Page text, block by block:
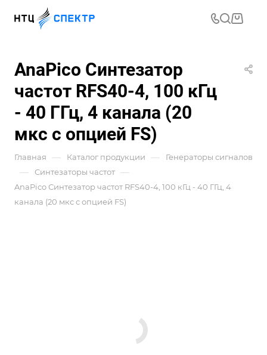
AnaPico Синтезатор
частот RFS40-4, 100 кГц
- 40 ГГц, 4 канала (20
мкс с опцией FS)
Главная — Каталог продукции — Генераторы сигналов
— Синтезаторы частот —
AnaPico Синтезатор частот RFS40-4, 100 кГц - 40 ГГц, 4
канала (20 мкс с опцией FS)